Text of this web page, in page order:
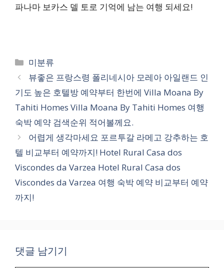
파나마 보카스 델 토로 기억에 남는 여행 되세요!
카
테
고
리
미분류
뷰좋은 프랑스령 폴리네시아 모레아 아일랜드 인
기도 높은 호텔방 예약부터 한번에 Villa Moana By
Tahiti Homes Villa Moana By Tahiti Homes 여행
숙박 예약 검색순위 적어볼께요.
어렵게 생각마세요 포르투갈 라메고 강추하는 호
텔 비교부터 예약까지! Hotel Rural Casa dos
Viscondes da Varzea Hotel Rural Casa dos
Viscondes da Varzea 여행 숙박 예약 비교부터 예약
까지!
댓글 남기기